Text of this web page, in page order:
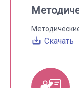
Скачать